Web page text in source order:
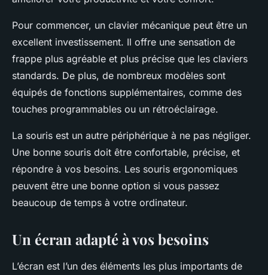
Pour commencer, un clavier mécanique peut être un
excellent investissement. Il offre une sensation de
frappe plus agréable et plus précise que les claviers
standards. De plus, de nombreux modèles sont
équipés de fonctions supplémentaires, comme des
touches programmables ou un rétroéclairage.
La souris est un autre périphérique à ne pas négliger.
Une bonne souris doit être confortable, précise, et
répondre à vos besoins. Les souris ergonomiques
peuvent être une bonne option si vous passez
beaucoup de temps à votre ordinateur.
Un écran adapté à vos besoins
L’écran est l’un des éléments les plus importants de